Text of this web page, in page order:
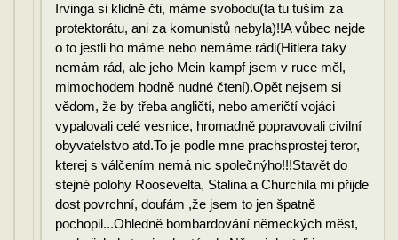
Irvinga si klidně čti, máme svobodu(ta tu tuším za
protektorátu, ani za komunistů nebyla)!!A vůbec nejde
o to jestli ho máme nebo nemáme rádi(Hitlera taky
nemám rád, ale jeho Mein kampf jsem v ruce měl,
mimochodem hodně nudné čtení).Opět nejsem si
vědom, že by třeba angličtí, nebo američtí vojáci
vypalovali celé vesnice, hromadně popravovali civilní
obyvatelstvo atd.To je podle mne prachsprostej teror,
kterej s válčením nemá nic společnýho!!!Stavět do
stejné polohy Roosevelta, Stalina a Churchila mi přijde
dost povrchní, doufám ,že jsem to jen špatně
pochopil...Ohledně bombardování německých měst,